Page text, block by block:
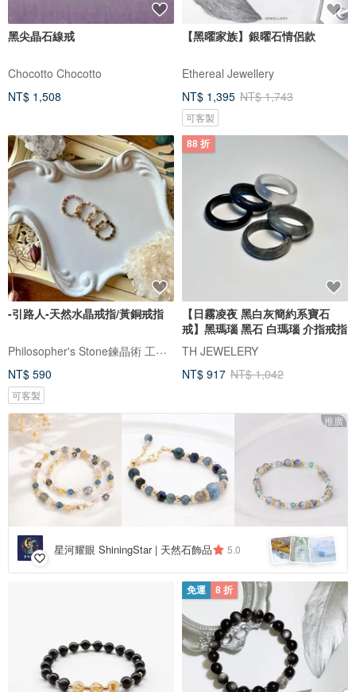
黑尖晶石線戒
Chocotto Chocotto
NT$ 1,508
【黑曜家族】銀曜石情侶款
Ethereal Jewellery
NT$ 1,395 NT$ 1,743
可客製
-引路人-天然水晶戒指/黃銅戒指
Philosopher's Stone鍊晶術 工作室
NT$ 590
可客製
88 折
【日霧凌夜 黑白灰簡約系寶石
戒】黑瑪瑙 黑石 白瑪瑙 介指戒指
TH JEWELERY
NT$ 917 NT$ 1,042
推廣
星河耀眼 ShiningStar | 天然石飾品 5.0
免運 8 折